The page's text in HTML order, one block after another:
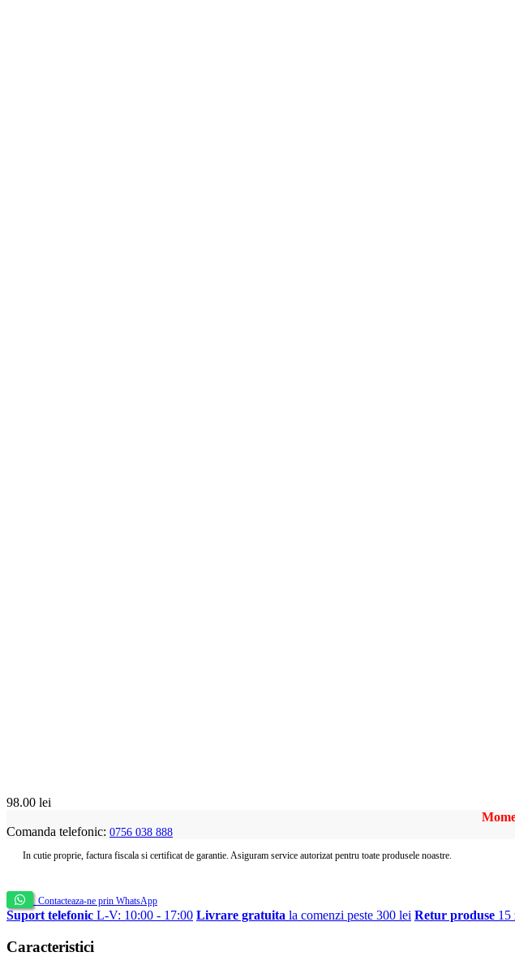
98.00 lei
Comanda telefonic: 0756 038 888
In cutie proprie, factura fiscala si certificat de garantie. Asiguram service autorizat pentru toate produsele noastre.
Contacteaza-ne prin WhatsApp
Suport telefonic L-V: 10:00 - 17:00 Livrare gratuita la comenzi peste 300 lei Retur produse 15
Caracteristici